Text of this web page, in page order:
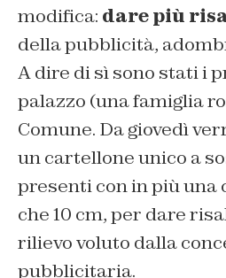
modifica: dare più
della pubblicità,
A dire di sì sono stati i
palazzo (una famiglia
Comune. Da giovedì
un cartellone unico a
presenti con in più una
che 10 cm, per dare
rilievo voluto dalla
pubblicitaria.